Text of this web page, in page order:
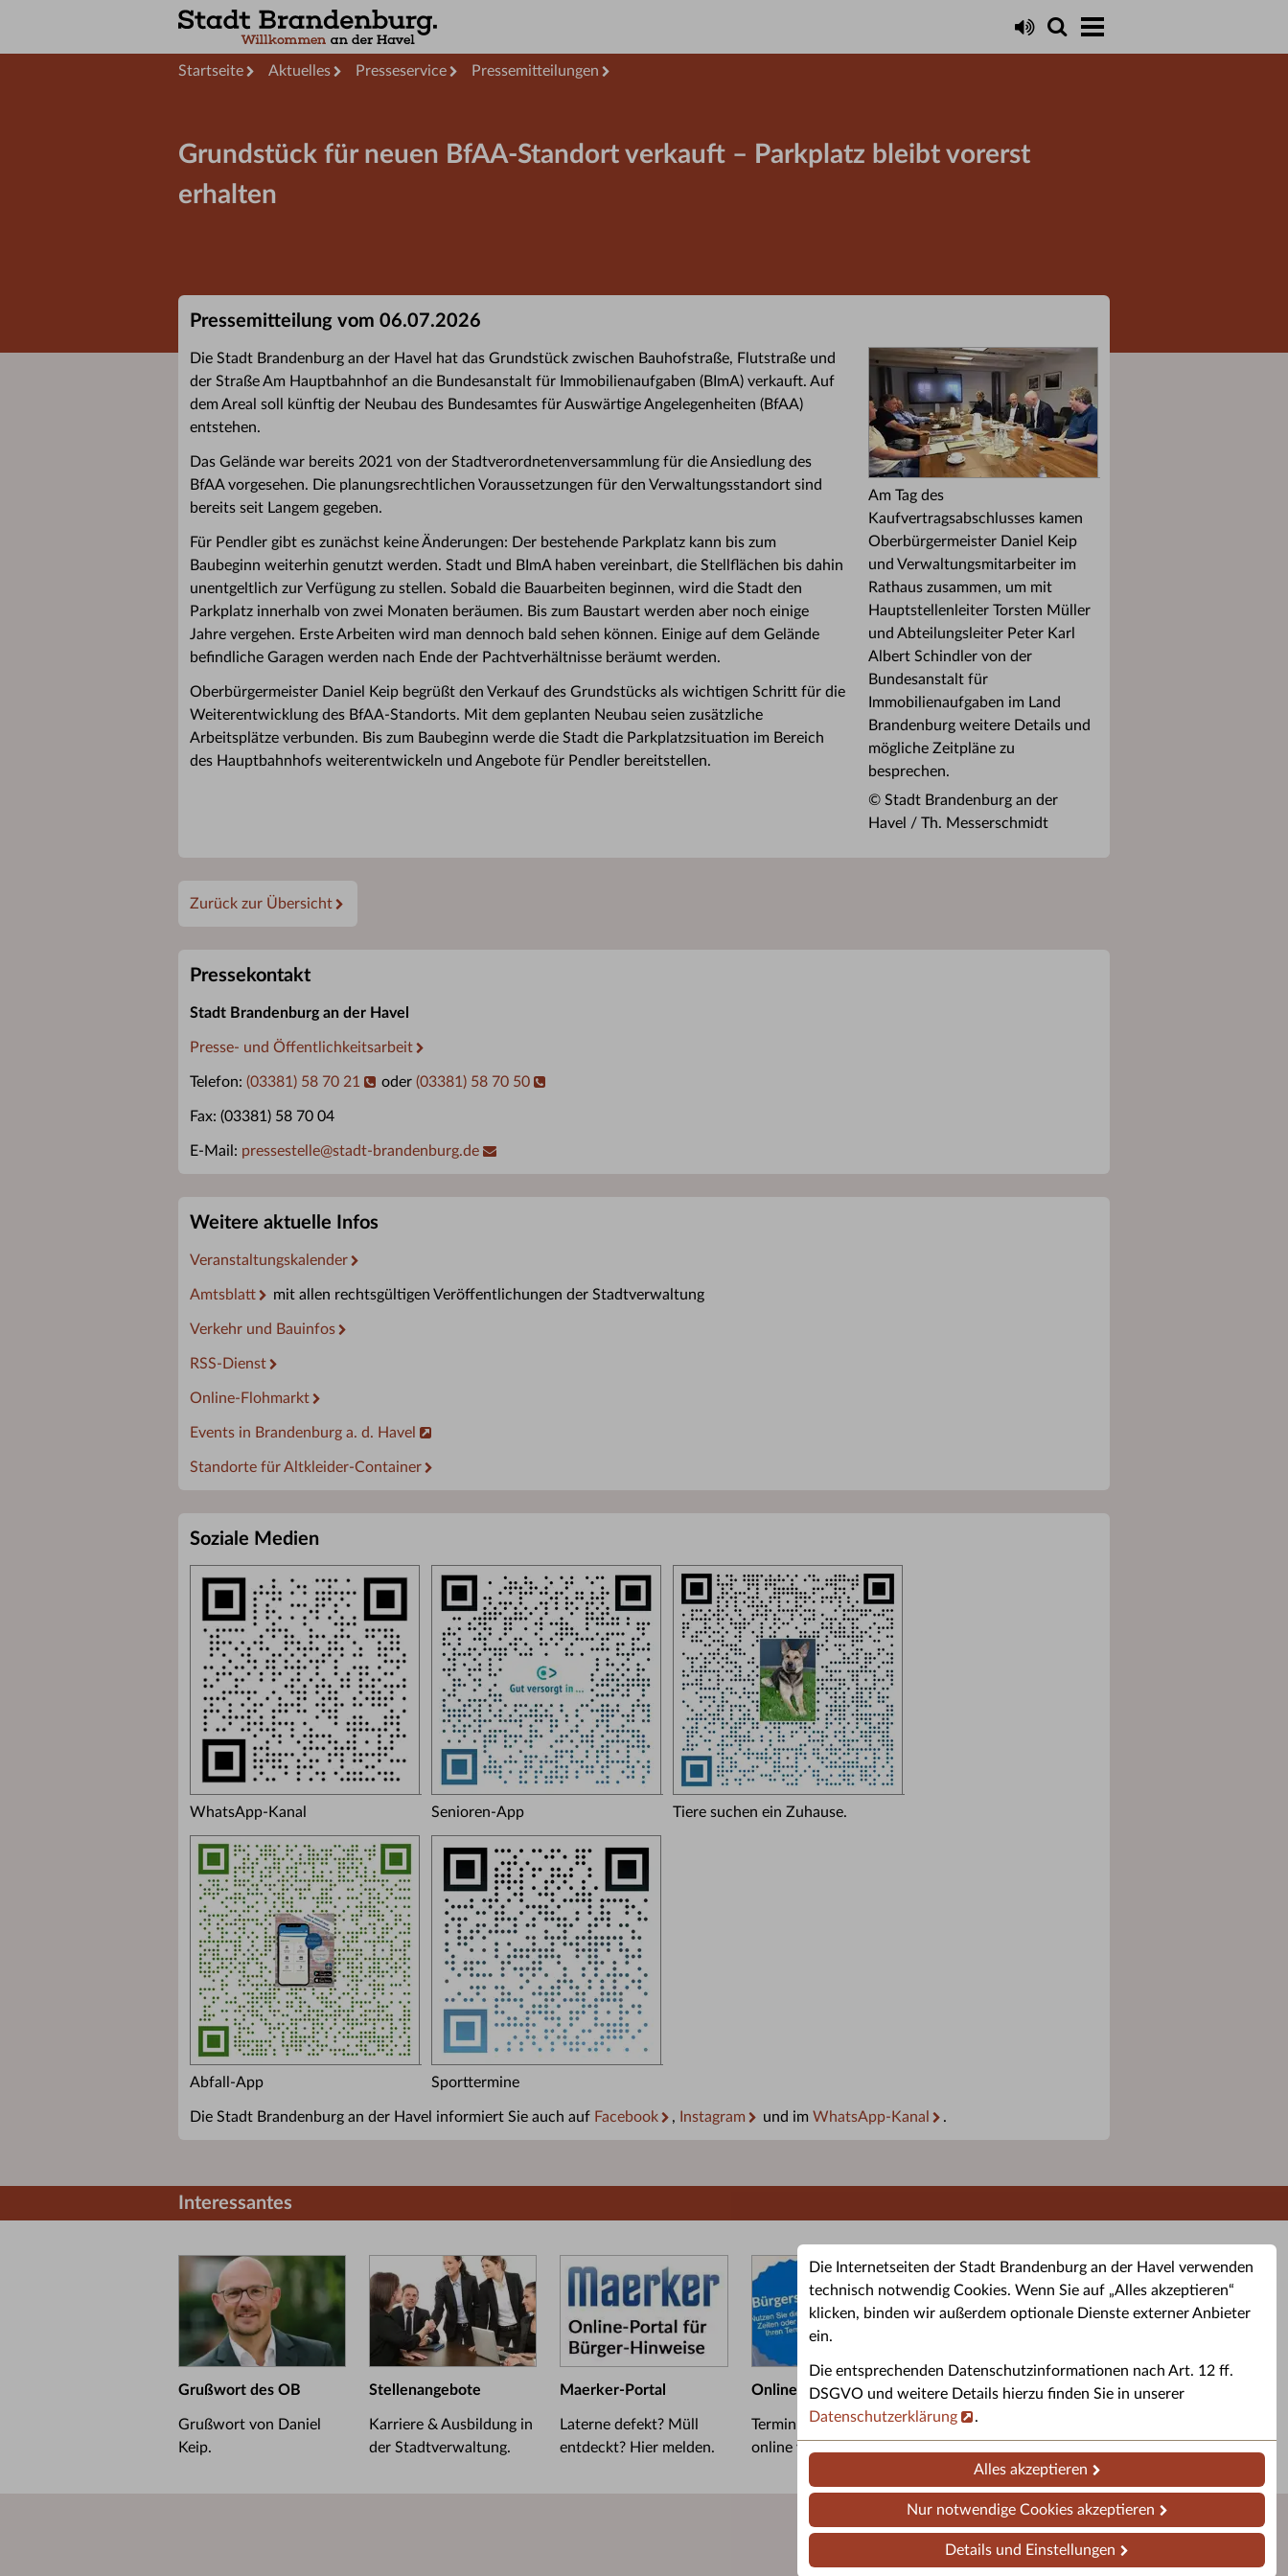
Die Internetseiten der Stadt Brandenburg an der Havel verwenden
technisch notwendig Cookies. Wenn Sie auf „Alles akzeptieren“
klicken, binden wir außerdem optionale Dienste externer Anbieter
ein.
Die entsprechenden Datenschutzinformationen nach Art. 12 ff.
DSGVO und weitere Details hierzu finden Sie in unserer
Datenschutzerklärung
.
Alles akzeptieren
Nur notwendige Cookies akzeptieren
Details und Einstellungen
Startseite Aktuelles Presseservice Pressemitteilungen
Grundstück für neuen BfAA-Standort verkauft – Parkplatz bleibt vorerst
erhalten
Pressemitteilung vom 06.07.2026
Am Tag des
Kaufvertragsabschlusses kamen
Oberbürgermeister Daniel Keip
und Verwaltungsmitarbeiter im
Rathaus zusammen, um mit
Hauptstellenleiter Torsten Müller
und Abteilungsleiter Peter Karl
Albert Schindler von der
Bundesanstalt für
Immobilienaufgaben im Land
Brandenburg weitere Details und
mögliche Zeitpläne zu
besprechen.
© Stadt Brandenburg an der
Havel / Th. Messerschmidt
Die Stadt Brandenburg an der Havel hat das Grundstück zwischen Bauhofstraße, Flutstraße und
der Straße Am Hauptbahnhof an die Bundesanstalt für Immobilienaufgaben (BImA) verkauft. Auf
dem Areal soll künftig der Neubau des Bundesamtes für Auswärtige Angelegenheiten (BfAA)
entstehen.
Das Gelände war bereits 2021 von der Stadtverordnetenversammlung für die Ansiedlung des
BfAA vorgesehen. Die planungsrechtlichen Voraussetzungen für den Verwaltungsstandort sind
bereits seit Langem gegeben.
Für Pendler gibt es zunächst keine Änderungen: Der bestehende Parkplatz kann bis zum
Baubeginn weiterhin genutzt werden. Stadt und BImA haben vereinbart, die Stellflächen bis dahin
unentgeltlich zur Verfügung zu stellen. Sobald die Bauarbeiten beginnen, wird die Stadt den
Parkplatz innerhalb von zwei Monaten beräumen. Bis zum Baustart werden aber noch einige
Jahre vergehen. Erste Arbeiten wird man dennoch bald sehen können. Einige auf dem Gelände
befindliche Garagen werden nach Ende der Pachtverhältnisse beräumt werden.
Oberbürgermeister Daniel Keip begrüßt den Verkauf des Grundstücks als wichtigen Schritt für die
Weiterentwicklung des BfAA-Standorts. Mit dem geplanten Neubau seien zusätzliche
Arbeitsplätze verbunden. Bis zum Baubeginn werde die Stadt die Parkplatzsituation im Bereich
des Hauptbahnhofs weiterentwickeln und Angebote für Pendler bereitstellen.
Zurück zur Übersicht
Pressekontakt
Stadt Brandenburg an der Havel
Presse- und Öffentlichkeitsarbeit
Telefon: (03381) 58 70 21 oder (03381) 58 70 50
Fax: (03381) 58 70 04
E-Mail: pressestelle@stadt-brandenburg.de
Weitere aktuelle Infos
Veranstaltungskalender
Amtsblatt mit allen rechtsgültigen Veröffentlichungen der Stadtverwaltung
Verkehr und Bauinfos
RSS-Dienst
Online-Flohmarkt
Events in Brandenburg a. d. Havel
Standorte für Altkleider-Container
Soziale Medien
WhatsApp-Kanal Senioren-App Tiere suchen ein Zuhause.
Abfall-App Sporttermine
Die Stadt Brandenburg an der Havel informiert Sie auch auf Facebook , Instagram und im WhatsApp-Kanal .
Interessantes
Grußwort des OB
Grußwort von Daniel
Keip.
Stellenangebote
Karriere & Ausbildung in
der Stadtverwaltung.
Maerker-Portal
Laterne defekt? Müll
entdeckt? Hier melden.
Online-Terminbuchung
Termin im Bürgerservice
online vereinbaren.
Altkleider-Container
Standorte für Altkleider-
Sporttermine